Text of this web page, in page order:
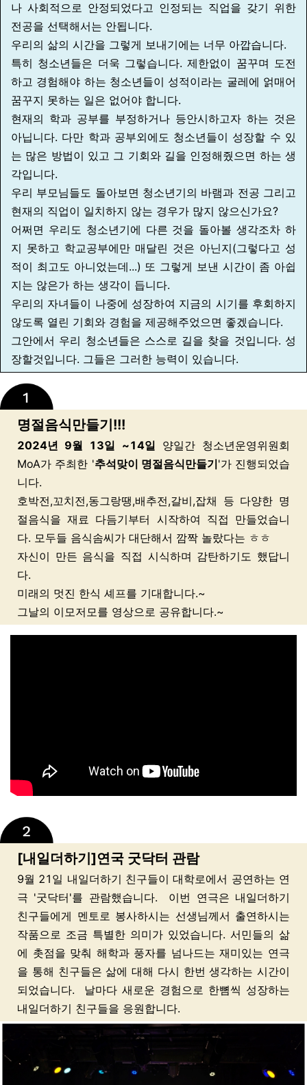
나 사회적으로 안정되었다고 인정되는 직업을 갖기 위한
전공을 선택해서는 안됩니다.
우리의 삶의 시간을 그렇게 보내기에는 너무 아깝습니다.
특히 청소년들은 더욱 그렇습니다. 제한없이 꿈꾸며 도전
하고 경험해야 하는 청소년들이 성적이라는 굴레에 얽매어
꿈꾸지 못하는 일은 없어야 합니다.
현재의 학과 공부를 부정하거나 등안시하고자 하는 것은
아닙니다. 다만 학과 공부외에도 청소년들이 성장할 수 있
는 많은 방법이 있고 그 기회와 길을 인정해줬으면 하는 생
각입니다.
우리 부모님들도 돌아보면 청소년기의 바램과 전공 그리고
현재의 직업이 일치하지 않는 경우가 많지 않으신가요?
어쩌면 우리도 청소년기에 다른 것을 돌아볼 생각조차 하
지 못하고 학교공부에만 매달린 것은 아닌지(그렇다고 성
적이 최고도 아니었는데...) 또 그렇게 보낸 시간이 좀 아쉽
지는 않은가 하는 생각이 듭니다.
우리의 자녀들이 나중에 성장하여 지금의 시기를 후회하지
않도록 열린 기회와 경험을 제공해주었으면 좋겠습니다.
그안에서 우리 청소년들은 스스로 길을 찾을 것입니다. 성
장할것입니다. 그들은 그러한 능력이 있습니다.
명절음식만들기!!!
2024년 9월 13일 ~14일 양일간 청소년운영위원회
MoA가 주최한 '추석맞이 명절음식만들기'가 진행되었습
니다.
호박전,꼬치전,동그랑땡,배추전,갈비,잡채 등 다양한 명
절음식을 재료 다듬기부터 시작하여 직접 만들었습니
다. 모두들 음식솜씨가 대단해서 깜짝 놀랐다는 ㅎㅎ
자신이 만든 음식을 직접 시식하며 감탄하기도 했답니
다.
미래의 멋진 한식 셰프를 기대합니다.~
그날의 이모저모를 영상으로 공유합니다.~
[내일더하기]연국 굿닥터 관람
9월 21일 내일더하기 친구들이 대학로에서 공연하는 연
극 '굿닥터'를 관람했습니다. 이번 연극은 내일더하기
친구들에게 멘토로 봉사하시는 선생님께서 출연하시는
작품으로 조금 특별한 의미가 있었습니다. 서민들의 삶
에 촛점을 맞춰 해학과 풍자를 넘나드는 재미있는 연극
을 통해 친구들은 삶에 대해 다시 한번 생각하는 시간이
되었습니다. 날마다 새로운 경험으로 한뼘씩 성장하는
내일더하기 친구들을 응원합니다.